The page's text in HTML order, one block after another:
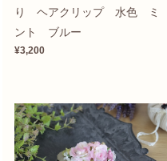
り ヘアクリップ 水色 ミ
ント ブルー
¥3,200